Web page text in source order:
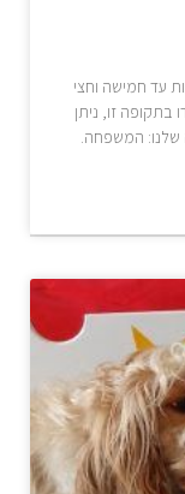
עד חמישה וחצי
בתקופה זו, ניתן
שלנו: המשפחה.